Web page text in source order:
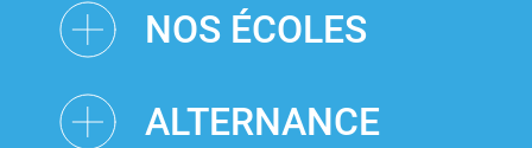
NOS ÉCOLES
ALTERNANCE